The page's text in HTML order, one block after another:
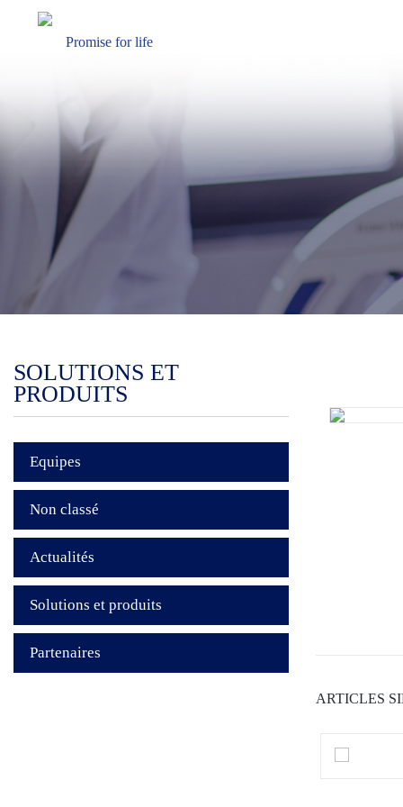
Promise for life
SOLUTIONS ET
PRODUITS
Equipes
Non classé
Actualités
Solutions et produits
Partenaires
ARTICLES